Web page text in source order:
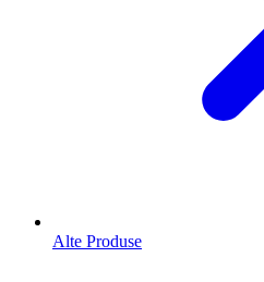
Alte Produse